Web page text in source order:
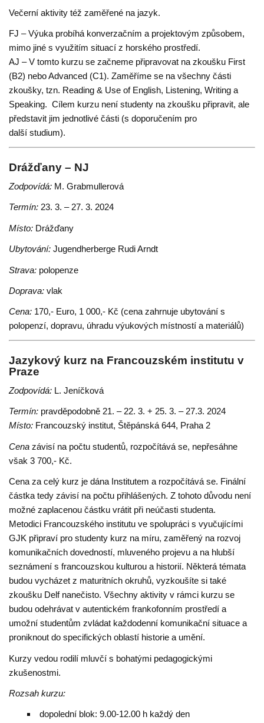
Večerní aktivity též zaměřené na jazyk.
FJ – Výuka probíhá konverzačním a projektovým způsobem,
mimo jiné s využitím situací z horského prostředí.
AJ – V tomto kurzu se začneme připravovat na zkoušku First
(B2) nebo Advanced (C1). Zaměříme se na všechny části
zkoušky, tzn. Reading & Use of English, Listening, Writing a
Speaking. Cílem kurzu není studenty na zkoušku připravit, ale
představit jim jednotlivé části (s doporučením pro
další studium).
Drážďany – NJ
Zodpovídá: M. Grabmullerová
Termín: 23. 3. – 27. 3. 2024
Místo: Drážďany
Ubytování: Jugendherberge Rudi Arndt
Strava: polopenze
Doprava: vlak
Cena: 170,- Euro, 1 000,- Kč (cena zahrnuje ubytování s
polopenzí, dopravu, úhradu výukových místností a materiálů)
Jazykový kurz na Francouzském institutu v
Praze
Zodpovídá: L. Jeníčková
Termín: pravděpodobně 21. – 22. 3. + 25. 3. – 27.3. 2024
Místo: Francouzský institut, Štěpánská 644, Praha 2
Cena závisí na počtu studentů, rozpočítává se, nepřesáhne
však 3 700,- Kč.
Cena za celý kurz je dána Institutem a rozpočítává se. Finální
částka tedy závisí na počtu přihlášených. Z tohoto důvodu není
možné zaplacenou částku vrátit při neúčasti studenta.
Metodici Francouzského institutu ve spolupráci s vyučujícími
GJK připraví pro studenty kurz na míru, zaměřený na rozvoj
komunikačních dovedností, mluveného projevu a na hlubší
seznámení s francouzskou kulturou a historií. Některá témata
budou vycházet z maturitních okruhů, vyzkoušíte si také
zkoušku Delf nanečisto. Všechny aktivity v rámci kurzu se
budou odehrávat v autentickém frankofonním prostředí a
umožní studentům zvládat každodenní komunikační situace a
proniknout do specifických oblastí historie a umění.
Kurzy vedou rodilí mluvčí s bohatými pedagogickými
zkušenostmi.
Rozsah kurzu:
dopolední blok: 9.00-12.00 h každý den